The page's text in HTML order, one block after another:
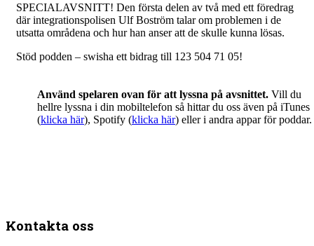
SPECIALAVSNITT! Den första delen av två med ett föredrag
där integrationspolisen Ulf Boström talar om problemen i de
utsatta områdena och hur han anser att de skulle kunna lösas.
Stöd podden – swisha ett bidrag till 123 504 71 05!
Använd spelaren ovan för att lyssna på avsnittet. Vill du
hellre lyssna i din mobiltelefon så hittar du oss även på iTunes
(klicka här), Spotify (klicka här) eller i andra appar för poddar.
Kontakta oss